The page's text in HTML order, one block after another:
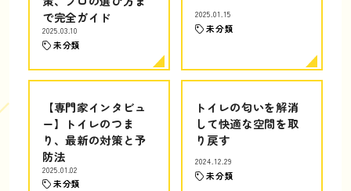
で完全ガイド
2025.03.10
未分類
2025.01.15
未分類
【専門家インタビュ
ー】トイレのつま
り、最新の対策と予
防法
2025.01.02
未分類
トイレの匂いを解消
して快適な空間を取
り戻す
2024.12.29
未分類